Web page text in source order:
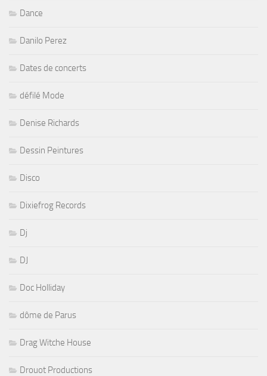
Dance
Danilo Perez
Dates de concerts
défilé Mode
Denise Richards
Dessin Peintures
Disco
Dixiefrog Records
Dj
DJ
Doc Holliday
dôme de Parus
Drag Witche House
Drouot Productions